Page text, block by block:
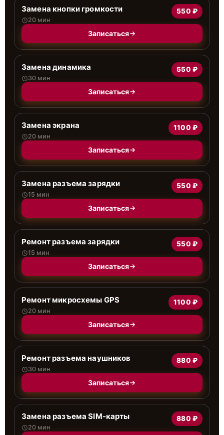
Замена кнопки громкости
20 мин
550 ₽
Записаться
Замена динамика
30 мин
550 ₽
Записаться
Замена экрана
20 мин
1100 ₽
Записаться
Замена разъема зарядки
15 мин
550 ₽
Записаться
Ремонт разъема зарядки
15 мин
550 ₽
Записаться
Ремонт микросхемы GPS
20 мин
1100 ₽
Записаться
Ремонт разъема наушников
30 мин
880 ₽
Записаться
Замена разъема SIM-карты
20 мин
880 ₽